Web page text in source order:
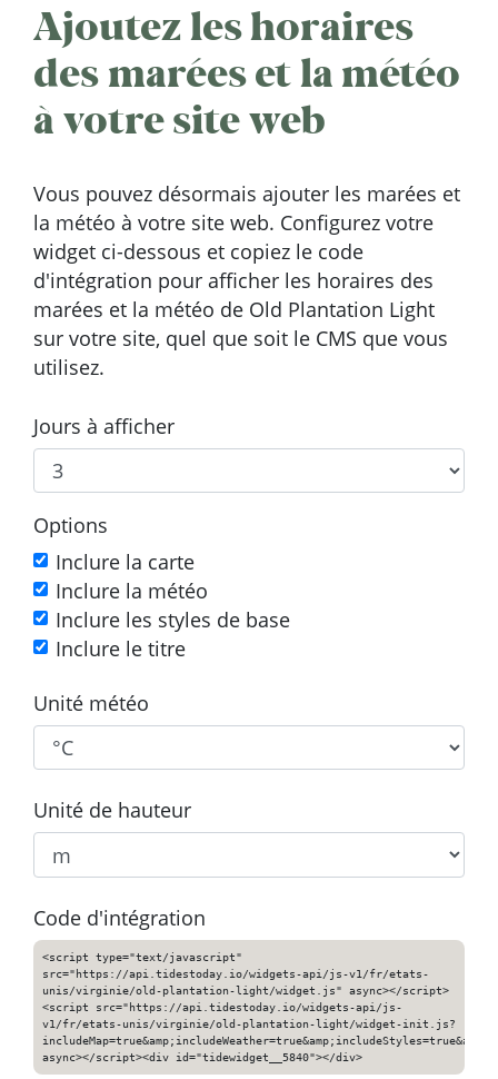
Ajoutez les horaires
des marées et la météo
à votre site web
Vous pouvez désormais ajouter les marées et
la météo à votre site web. Configurez votre
widget ci-dessous et copiez le code
d'intégration pour afficher les horaires des
marées et la météo de Old Plantation Light
sur votre site, quel que soit le CMS que vous
utilisez.
Jours à afficher
Options
Inclure la carte
Inclure la météo
Inclure les styles de base
Inclure le titre
Unité météo
Unité de hauteur
Code d'intégration
<script type="text/javascript"
src="https://api.tidestoday.io/widgets-api/js-v1/fr/etats-
unis/virginie/old-plantation-light/widget.js" async></script>
<script src="https://api.tidestoday.io/widgets-api/js-
v1/fr/etats-unis/virginie/old-plantation-light/widget-init.js?
async></script><div id="tidewidget__5840"></div>